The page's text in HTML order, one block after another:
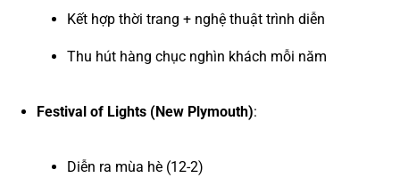
Kết hợp thời trang + nghệ thuật trình diễn
Thu hút hàng chục nghìn khách mỗi năm
Festival of Lights (New Plymouth):
Diễn ra mùa hè (12-2)